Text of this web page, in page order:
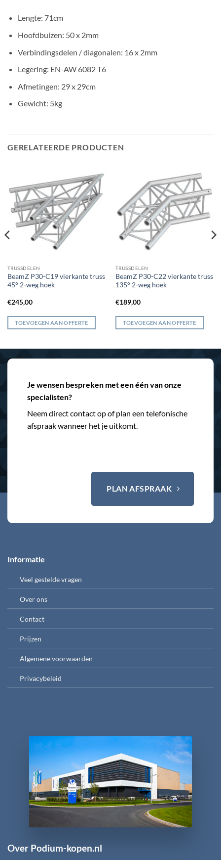
Lengte: 71cm
Hoofdbuizen: 50 x 2mm
Verbindingsdelen / diagonalen: 16 x 2mm
Legering: EN-AW 6082 T6
Afmetingen: 29 x 29cm
Gewicht: 5kg
GERELATEERDE PRODUCTEN
TRUSSDELEN
BeamZ P30-C19 vierkante truss
45° 2-weg hoek
€245,00
TOEVOEGEN AAN OFFERTE
TRUSSDELEN
BeamZ P30-C22 vierkante truss
135° 2-weg hoek
€189,00
TOEVOEGEN AAN OFFERTE
Je wensen bespreken met een één van onze
specialisten?
Neem direct contact op of plan een telefonische
afspraak wanneer het je uitkomt.
PLAN AFSPRAAK
Informatie
Veel gestelde vragen
Over ons
Contact
Prijzen
Algemene voorwaarden
Privacybeleid
Over Podium-kopen.nl